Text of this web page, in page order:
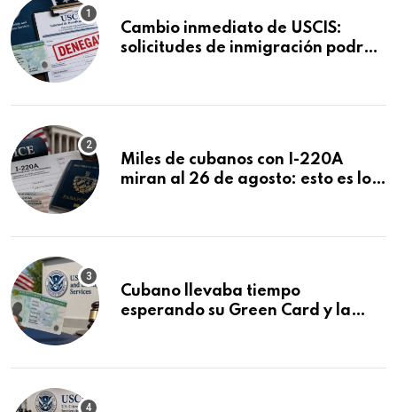
Cambio inmediato de USCIS:
solicitudes de inmigración podrán
Miles de cubanos con I-220A
miran al 26 de agosto: esto es lo
Cubano llevaba tiempo
esperando su Green Card y la